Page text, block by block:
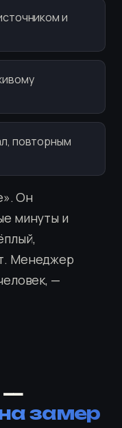
и
повторным
Он
минуты и
Менеджер
—
—
замер